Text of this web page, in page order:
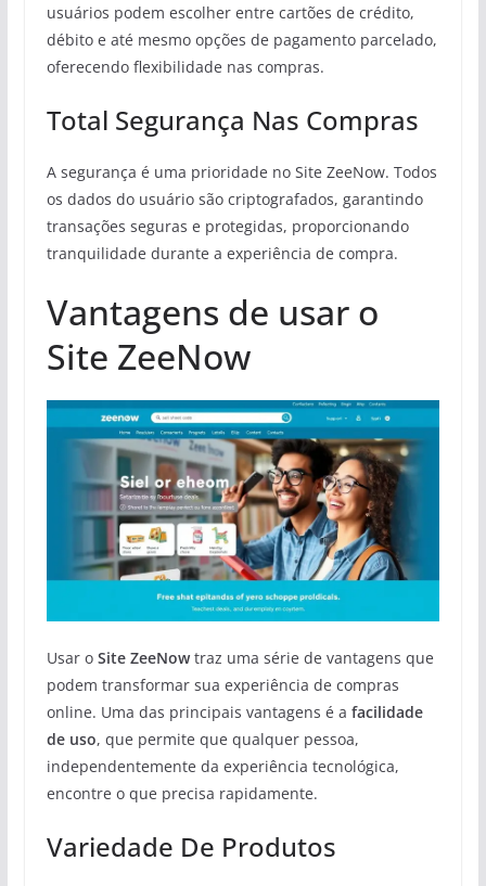
usuários podem escolher entre cartões de crédito,
débito e até mesmo opções de pagamento parcelado,
oferecendo flexibilidade nas compras.
Total Segurança Nas Compras
A segurança é uma prioridade no Site ZeeNow. Todos
os dados do usuário são criptografados, garantindo
transações seguras e protegidas, proporcionando
tranquilidade durante a experiência de compra.
Vantagens de usar o
Site ZeeNow
Usar o Site ZeeNowtraz uma série de vantagens que
podem transformar sua experiência de compras
online. Uma das principais vantagens é a facilidade
de uso, que permite que qualquer pessoa,
independentemente da experiência tecnológica,
encontre o que precisa rapidamente.
Variedade De Produtos